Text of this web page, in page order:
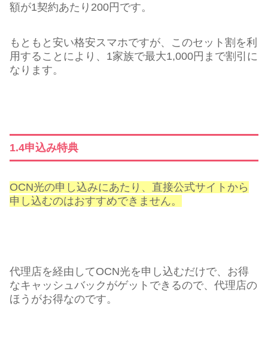
額が1契約あたり200円です。
もともと安い格安スマホですが、このセット割を利
用することにより、1家族で最大1,000円まで割引に
なります。
1.4申込み特典
OCN光の申し込みにあたり、直接公式サイトから
申し込むのはおすすめできません。
代理店を経由してOCN光を申し込むだけで、お得
なキャッシュバックがゲットできるので、代理店の
ほうがお得なのです。